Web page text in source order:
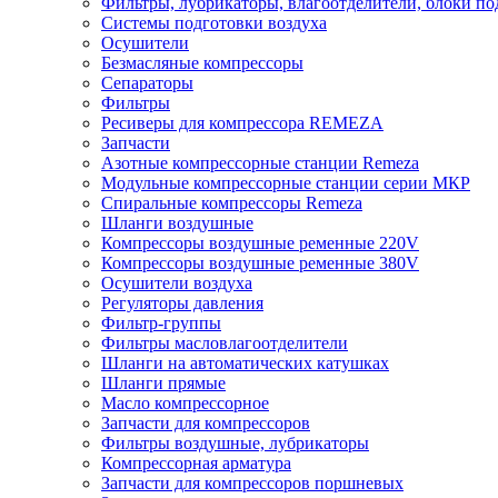
Системы подготовки воздуха
Осушители
Безмасляные компрессоры
Сепараторы
Фильтры
Ресиверы для компрессора REMEZA
Запчасти
Азотные компрессорные станции Remeza
Модульные компрессорные станции серии МКР
Спиральные компрессоры Remeza
Шланги воздушные
Компрессоры воздушные ременные 220V
Компрессоры воздушные ременные 380V
Осушители воздуха
Регуляторы давления
Фильтр-группы
Фильтры масловлагоотделители
Шланги на автоматических катушках
Шланги прямые
Масло компрессорное
Запчасти для компрессоров
Фильтры воздушные, лубрикаторы
Компрессорная арматура
Запчасти для компрессоров поршневых